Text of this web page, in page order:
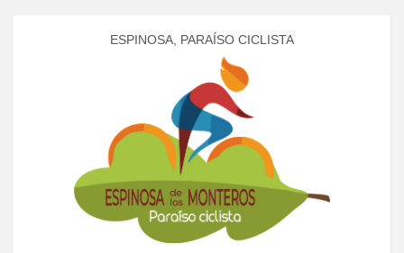
ESPINOSA, PARAÍSO CICLISTA